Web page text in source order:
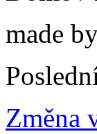
made
Změna